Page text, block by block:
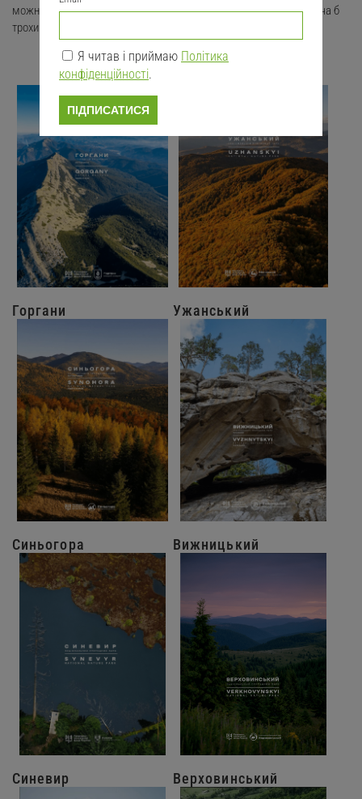
можна побачити та відчути в Карпатах, але вони дозволяють хоча б
трохи наблизитися до них.
Горгани Ужанський
Синьогора Вижницький
Синевир Верховинський
Я читав і приймаю Політика
конфіденційності.
ПІДПИСАТИСЯ